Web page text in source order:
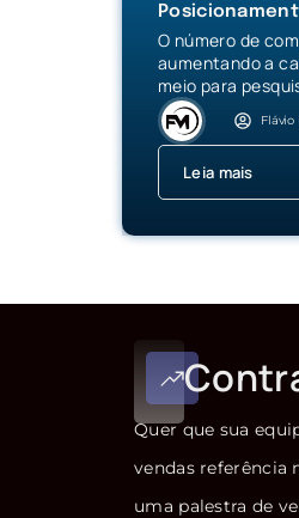
O número de
aumentando a
meio para
Flávio
Leia mais
Quer que sua
vendas referência
uma palestra de